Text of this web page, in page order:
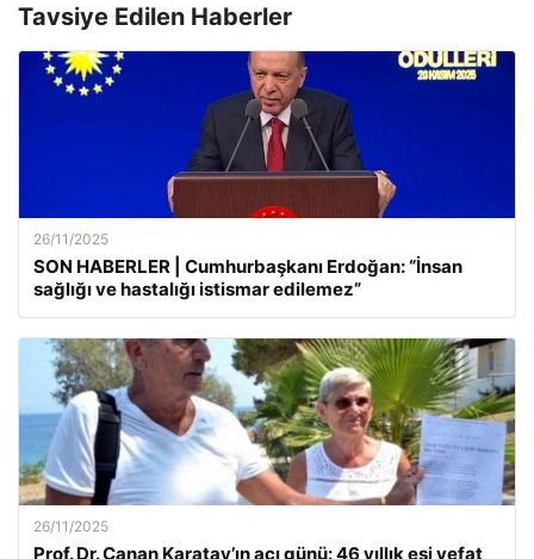
Tavsiye Edilen Haberler
26/11/2025
SON HABERLER | Cumhurbaşkanı Erdoğan: “İnsan
sağlığı ve hastalığı istismar edilemez”
26/11/2025
Prof. Dr. Canan Karatay’ın acı günü: 46 yıllık eşi vefat